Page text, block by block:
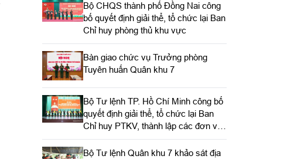
Bộ CHQS thành phố Đồng Nai công
bố quyết định giải thể, tổ chức lại Ban
Chỉ huy phòng thủ khu vực
Bàn giao chức vụ Trưởng phòng
Tuyên huấn Quân khu 7
Bộ Tư lệnh TP. Hồ Chí Minh công bố
quyết định giải thể, tổ chức lại Ban
Chỉ huy PTKV, thành lập các đơn vị
trực thuộc
Bộ Tư lệnh Quân khu 7 khảo sát địa